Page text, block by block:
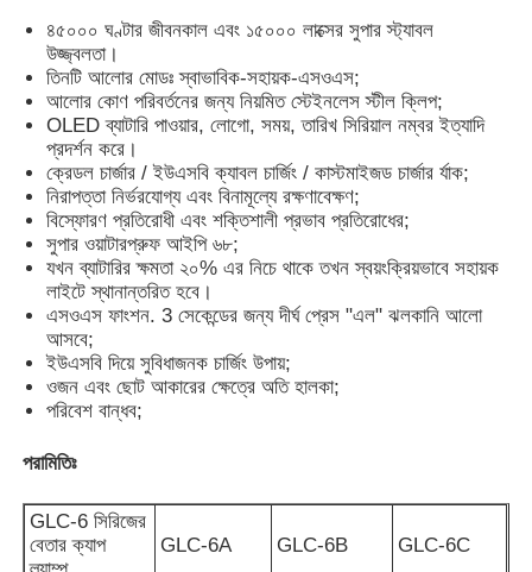
VR প্রদর্শন
আমাদের সম্পর্কে
কারখানা ভ্রমণ
মান নিয়ন্ত্রণ
খবর
উদ্ধৃতির জন্য আবেদন
কর্ডলেস মাইনিং ক্যাপ ল্যাম্প
৪৫০০০ ঘণ্টার জীবনকাল এবং ১৫০০০ লাক্সের সুপার স্ট্যাবল
উজ্জ্বলতা।
তিনটি আলোর মোডঃ স্বাভাবিক-সহায়ক-এসওএস;
আলোর কোণ পরিবর্তনের জন্য নিয়মিত স্টেইনলেস স্টীল ক্লিপ;
OLED ব্যাটারি পাওয়ার, লোগো, সময়, তারিখ সিরিয়াল নম্বর ইত্যাদি
প্রদর্শন করে।
ক্রেডল চার্জার / ইউএসবি ক্যাবল চার্জিং / কাস্টমাইজড চার্জার র্যাক;
নিরাপত্তা নির্ভরযোগ্য এবং বিনামূল্যে রক্ষণাবেক্ষণ;
বিস্ফোরণ প্রতিরোধী এবং শক্তিশালী প্রভাব প্রতিরোধের;
সুপার ওয়াটারপ্রুফ আইপি ৬৮;
যখন ব্যাটারির ক্ষমতা ২০% এর নিচে থাকে তখন স্বয়ংক্রিয়ভাবে সহায়ক
লাইটে স্থানান্তরিত হবে।
এসওএস ফাংশন. 3 সেকেন্ডের জন্য দীর্ঘ প্রেস "এল" ঝলকানি আলো
আসবে;
ইউএসবি দিয়ে সুবিধাজনক চার্জিং উপায়;
ওজন এবং ছোট আকারের ক্ষেত্রে অতি হালকা;
পরিবেশ বান্ধব;
পরামিতিঃ
GLC-6 সিরিজের
বেতার ক্যাপ
GLC-6A GLC-6B GLC-6C